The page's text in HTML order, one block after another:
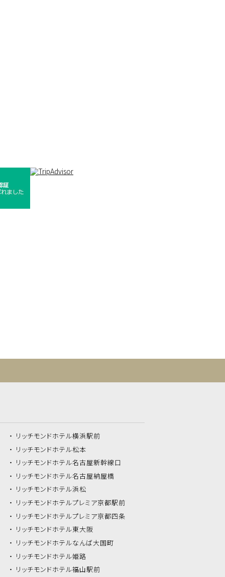
リッチモンドホテル横浜駅前
リッチモンドホテル松本
リッチモンドホテル名古屋新幹線口
リッチモンドホテル名古屋納屋橋
リッチモンドホテル浜松
リッチモンドホテルプレミア京都駅前
リッチモンドホテルプレミア京都四条
リッチモンドホテル東大阪
リッチモンドホテルなんば大国町
リッチモンドホテル姫路
リッチモンドホテル福山駅前